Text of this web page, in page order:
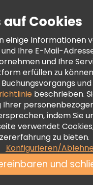
auf Cookies
einige Informationen
Ihre E-Mail-
und Ihre
erfüllen zu
beschrieben.
indem Sie
verwendet
zu bieten.
Konfigurieren/
und